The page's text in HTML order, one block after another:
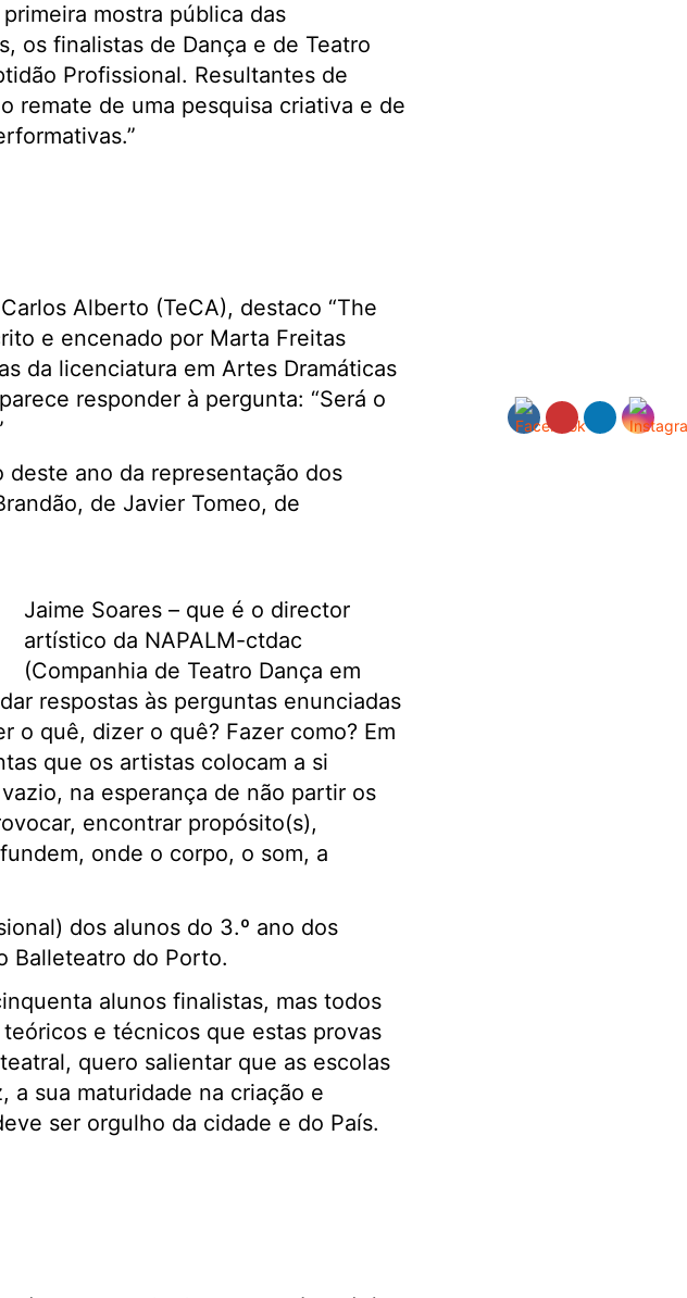
mostra pública das
os finalistas de Dança e de Teatro
Profissional. Resultantes de
remate de uma pesquisa criativa e de
Alberto (TeCA), destaco “The
e encenado por Marta Freitas
da licenciatura em Artes Dramáticas
responder à pergunta: “Será o
ano da representação dos
de Javier Tomeo, de
Jaime Soares – que é o director
artístico da NAPALM-ctdac
(Companhia de Teatro Dança em
respostas às perguntas enunciadas
o quê, dizer o quê? Fazer como? Em
que os artistas colocam a si
na esperança de não partir os
encontrar propósito(s),
onde o corpo, o som, a
dos alunos do 3.º ano dos
Balleteatro do Porto.
alunos finalistas, mas todos
e técnicos que estas provas
quero salientar que as escolas
a sua maturidade na criação e
ser orgulho da cidade e do País.